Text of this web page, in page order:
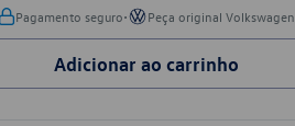
Pagamento seguro• Peça original Volkswagen
Adicionar ao carrinho